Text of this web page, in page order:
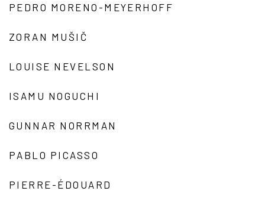
PEDRO MORENO-MEYERHOFF
ZORAN MUŠIČ
LOUISE NEVELSON
ISAMU NOGUCHI
GUNNAR NORRMAN
PABLO PICASSO
PIERRE-ÉDOUARD